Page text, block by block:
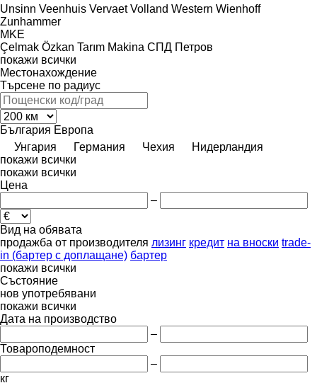
Unsinn Veenhuis Vervaet Volland Western Wienhoff
Zunhammer
MKE
Çelmak Özkan Tarım Makina СПД Петров
покажи всички
Местонахождение
Търсене по радиус
България Европа
Унгария
Германия Чехия
Нидерландия
покажи всички
покажи всички
Цена
–
Вид на обявата
продажба от производителя лизинг кредит на вноски trade-
in (бартер с доплащане) бартер
покажи всички
Състояние
нов употребявани
покажи всички
Дата на производство
–
Товароподемност
–
кг